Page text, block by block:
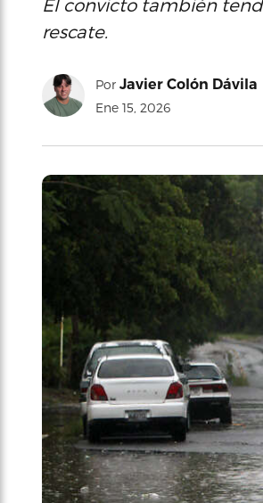
El convicto también
rescate.
Por Javier Colón Dávila
Ene 15, 2026